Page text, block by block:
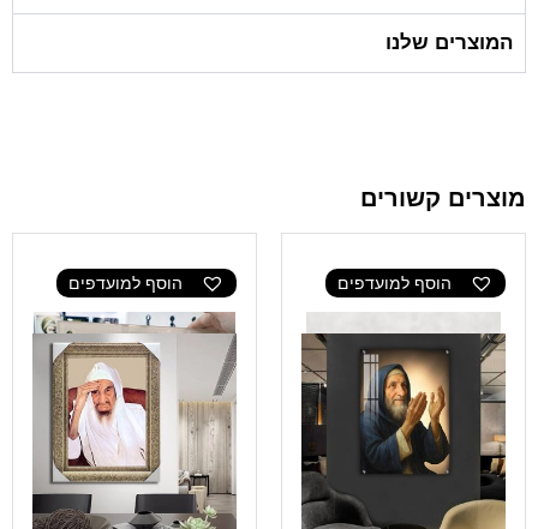
המוצרים שלנו
מוצרים קשורים
הוסף למועדפים הוסף למועדפים